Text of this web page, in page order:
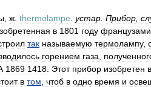
ж thermolampe устар Прибор
в 1801 году французами
так называемую термолампу,
горением газа
1869 1418 Этот прибор изобретен в
в том чтоб в одно время и